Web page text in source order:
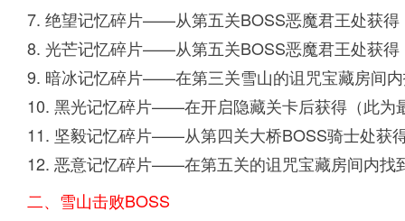
7. 绝望记忆碎片——从第五关BOSS恶魔君王处获得
8. 光芒记忆碎片——从第五关BOSS恶魔君王处获得
9. 暗冰记忆碎片——在第三关雪山的诅咒宝藏房间
10. 黑光记忆碎片——在开启隐藏关卡后获得（此为
11. 坚毅记忆碎片——从第四关大桥BOSS骑士处获
12. 恶意记忆碎片——在第五关的诅咒宝藏房间内找
二、雪山击败BOSS